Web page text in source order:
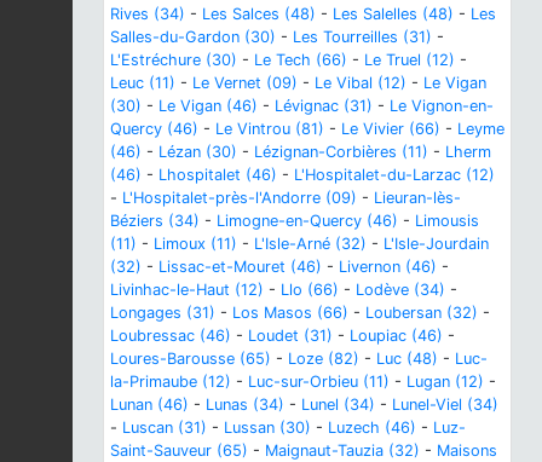
Rives (34) - Les Salces (48) - Les Salelles (48) - Les
Salles-du-Gardon (30) - Les Tourreilles (31) -
L'Estréchure (30) - Le Tech (66) - Le Truel (12) -
Leuc (11) - Le Vernet (09) - Le Vibal (12) - Le Vigan
(30) - Le Vigan (46) - Lévignac (31) - Le Vignon-en-
Quercy (46) - Le Vintrou (81) - Le Vivier (66) - Leyme
(46) - Lézan (30) - Lézignan-Corbières (11) - Lherm
(46) - Lhospitalet (46) - L'Hospitalet-du-Larzac (12)
- L'Hospitalet-près-l'Andorre (09) - Lieuran-lès-
Béziers (34) - Limogne-en-Quercy (46) - Limousis
(11) - Limoux (11) - L'Isle-Arné (32) - L'Isle-Jourdain
(32) - Lissac-et-Mouret (46) - Livernon (46) -
Livinhac-le-Haut (12) - Llo (66) - Lodève (34) -
Longages (31) - Los Masos (66) - Loubersan (32) -
Loubressac (46) - Loudet (31) - Loupiac (46) -
Loures-Barousse (65) - Loze (82) - Luc (48) - Luc-
la-Primaube (12) - Luc-sur-Orbieu (11) - Lugan (12) -
Lunan (46) - Lunas (34) - Lunel (34) - Lunel-Viel (34)
- Luscan (31) - Lussan (30) - Luzech (46) - Luz-
Saint-Sauveur (65) - Maignaut-Tauzia (32) - Maisons